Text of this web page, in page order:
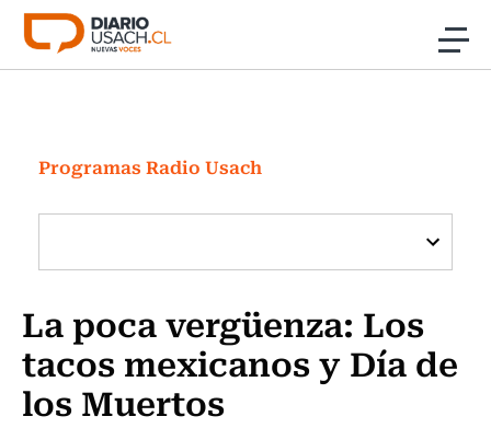
Click acá para ir directamente al contenido
Investigación
Cultura
Programas Radio y TV Usach
Programas Radio Usach
La poca vergüenza: Los
tacos mexicanos y Día de
los Muertos